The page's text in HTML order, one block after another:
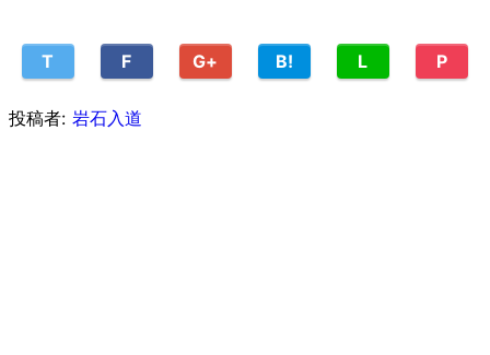
T F G+ B! L P
投稿者: 岩石入道